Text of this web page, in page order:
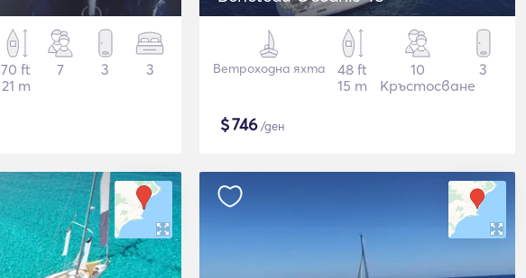
70 ft
21 m
7 3 3 Ветроходна яхта
48 ft
15 m
10
Кръстосване
3
$746/ден